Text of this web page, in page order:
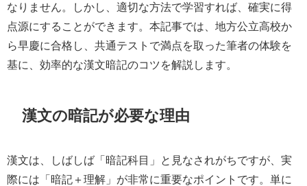
なりません。しかし、適切な方法で学習すれば、確実に得
点源にすることができます。本記事では、地方公立高校か
ら早慶に合格し、共通テストで満点を取った筆者の体験を
基に、効率的な漢文暗記のコツを解説します。
漢文の暗記が必要な理由
漢文は、しばしば「暗記科目」と見なされがちですが、実
際には「暗記＋理解」が非常に重要なポイントです。単に